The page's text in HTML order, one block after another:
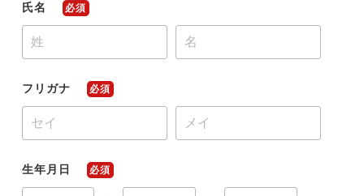
メディア紹介実績
今すぐ転職をお考えの方
氏名 必須
フリガナ 必須
生年月日 必須